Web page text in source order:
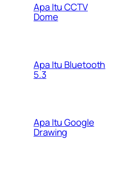
Apa Itu CCTV
Dome
Apa Itu Bluetooth
5.3
Apa Itu Google
Drawing